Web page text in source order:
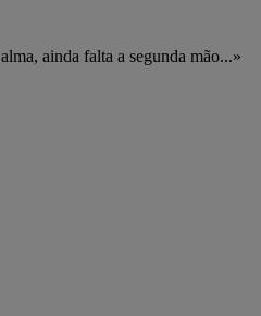
ainda falta a segunda mão...»